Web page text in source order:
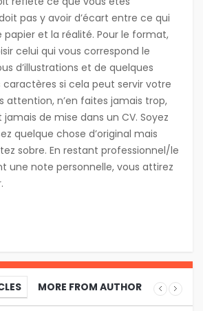
pas y avoir d’écart entre ce qui
papier et la réalité. Pour le format,
celui qui vous correspond le
d’illustrations et de quelques
caractères si cela peut servir votre
attention, n’en faites jamais trop,
de mise dans un CV. Soyez
quelque chose d’original mais
sobre. En restant professionnel/le
une note personnelle, vous attirez
MORE FROM AUTHOR